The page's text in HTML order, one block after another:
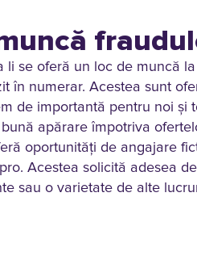
se oferă un loc de muncă
în numerar. Acestea sunt
de importantă pentru noi
apărare împotriva
oportunități de angajare
Acestea solicită adesea
sau o varietate de alte